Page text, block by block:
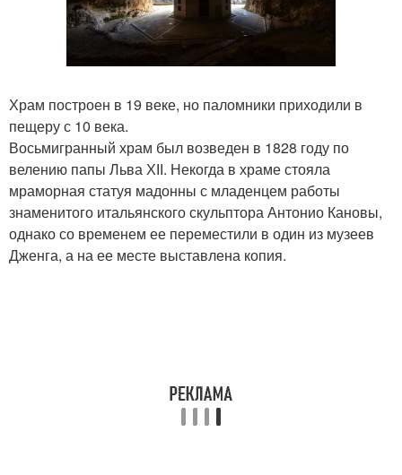
Храм построен в 19 веке, но паломники приходили в
пещеру с 10 века.
Восьмигранный храм был возведен в 1828 году по
велению папы Льва ХІІ. Некогда в храме стояла
мраморная статуя мадонны с младенцем работы
знаменитого итальянского скульптора Антонио Кановы,
однако со временем ее переместили в один из музеев
Дженга, а на ее месте выставлена копия.